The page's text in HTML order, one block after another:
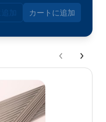
い用途に対応可能です。
精密機械部品、工業用耐摩
）
加 カートに追加